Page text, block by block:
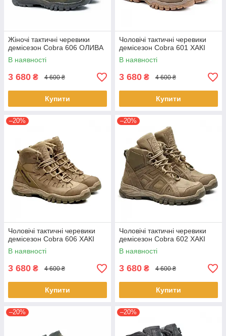
Жіночі тактичні черевики
демісезон Cobra 606 ОЛИВА
В наявності
3 680 ₴ 4 600 ₴
Купити
Чоловічі тактичні черевики
демісезон Cobra 601 ХАКІ
В наявності
3 680 ₴ 4 600 ₴
Купити
–20%
Чоловічі тактичні черевики
демісезон Cobra 606 ХАКІ
В наявності
3 680 ₴ 4 600 ₴
Купити
–20%
Чоловічі тактичні черевики
демісезон Cobra 602 ХАКІ
В наявності
3 680 ₴ 4 600 ₴
Купити
–20% –20%